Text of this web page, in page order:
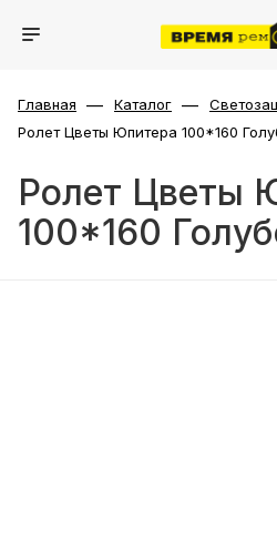
Главная — Каталог —
Ролет Цветы Юпитера 100*160
Ролет Цветы
100*160